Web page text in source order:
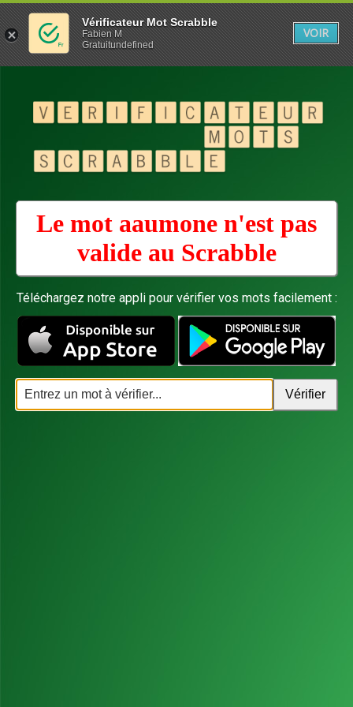
Le mot aaumone n'est pas
valide au Scrabble
Téléchargez notre appli pour vérifier vos mots facilement :
Vérificateur Mot Scrabble
Fabien M
Gratuitundefined
VOIR